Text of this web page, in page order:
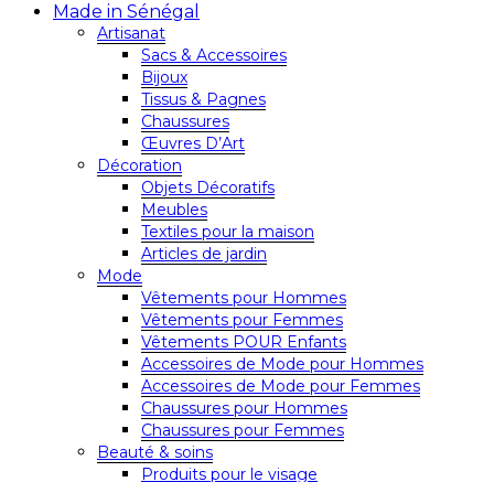
Made in Sénégal
Artisanat
Sacs & Accessoires
Bijoux
Tissus & Pagnes
Chaussures
Œuvres D’Art
Décoration
Objets Décoratifs
Meubles
Textiles pour la maison
Articles de jardin
Mode
Vêtements pour Hommes
Vêtements pour Femmes
Vêtements POUR Enfants
Accessoires de Mode pour Hommes
Accessoires de Mode pour Femmes
Chaussures pour Hommes
Chaussures pour Femmes
Beauté & soins
Produits pour le visage